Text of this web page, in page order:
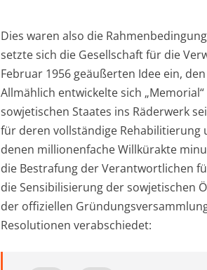
Dies waren also die
setzte sich die Gesellschaft für die
Februar 1956 geäußerten Idee ein,
Allmählich entwickelte sich
sowjetischen Staates ins Räderwerk
für deren vollständige Rehabilitierung
denen millionenfache Willkürakte
die Bestrafung der Verantwortlichen
die Sensibilisierung der sowjetischen
der offiziellen
Resolutionen verabschiedet: